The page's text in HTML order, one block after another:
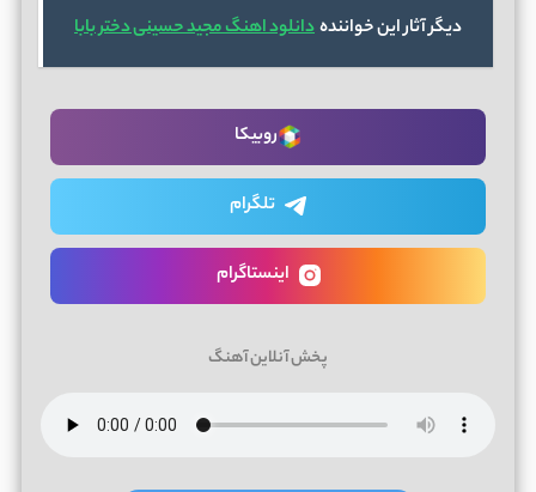
دیگر آثار این خوانندهدانلود اهنگ مجید حسینی دختر بابا
روبیکا
تلگرام
اینستاگرام
پخش آنلاین آهنگ